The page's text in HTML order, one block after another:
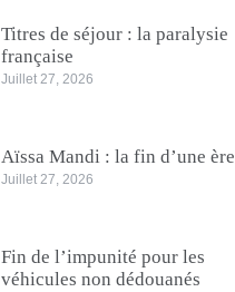
Titres de séjour : la paralysie
française
Juillet 27, 2026
Aïssa Mandi : la fin d’une ère
Juillet 27, 2026
Fin de l’impunité pour les
véhicules non dédouanés